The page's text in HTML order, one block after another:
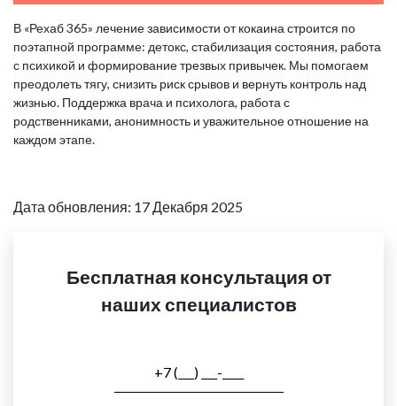
В «Рехаб 365» лечение зависимости от кокаина строится по
поэтапной программе: детокс, стабилизация состояния, работа
с психикой и формирование трезвых привычек. Мы помогаем
преодолеть тягу, снизить риск срывов и вернуть контроль над
жизнью. Поддержка врача и психолога, работа с
родственниками, анонимность и уважительное отношение на
каждом этапе.
Дата обновления: 17 Декабря 2025
Бесплатная консультация от
наших специалистов